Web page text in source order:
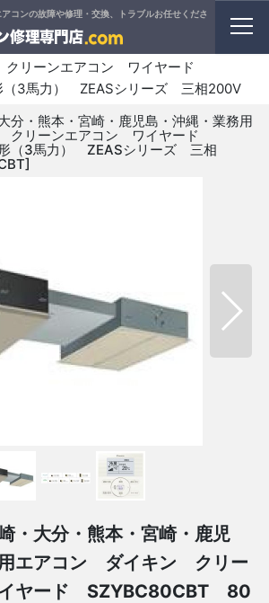
コンの故障や修理・交換、トラブルお任せくださ
ン > クリーンエアコン
分・熊本・宮崎・鹿児島・沖縄・業務用
リーンエアコン ワイヤード
3馬力） ZEASシリーズ 三相200V
分・熊本・宮崎・鹿児島・沖縄・業務用
リーンエアコン ワイヤード
（3馬力） ZEASシリーズ 三相
]
・大分・熊本・宮崎・鹿児
エアコン ダイキン クリー
ヤード SZYBC80CBT 80